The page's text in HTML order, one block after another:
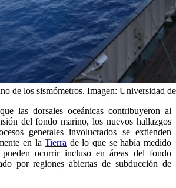
de los sismómetros. Imagen: Universidad
las dorsales oceánicas contribuyeron al
del fondo marino, los nuevos hallazgos
generales involucrados se extienden
en laTierra de lo que se había medido
ocurrir incluso en áreas del fondo
por regiones abiertas de subducción de